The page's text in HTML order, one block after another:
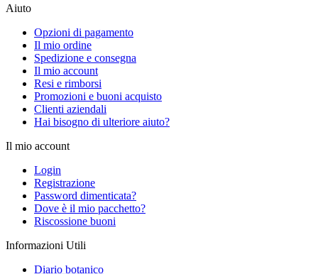
Aiuto
Opzioni di pagamento
Il mio ordine
Spedizione e consegna
Il mio account
Resi e rimborsi
Promozioni e buoni acquisto
Clienti aziendali
Hai bisogno di ulteriore aiuto?
Il mio account
Login
Registrazione
Password dimenticata?
Dove è il mio pacchetto?
Riscossione buoni
Informazioni Utili
Diario botanico